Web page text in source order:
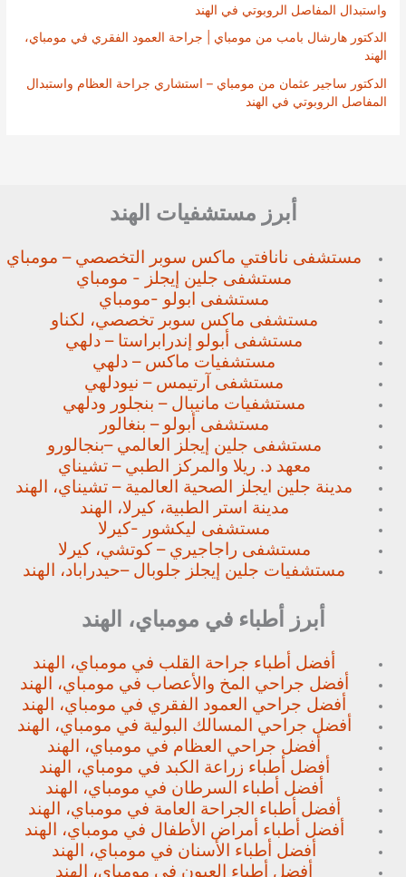
واستبدال المفاصل الروبوتي في الهند
الدكتور هارشال بامب من مومباي | جراحة العمود الفقري في مومباي،
الهند
الدكتور ساجير عثمان من مومباي – استشاري جراحة العظام واستبدال
المفاصل الروبوتي في الهند
أبرز مستشفيات الهند
مستشفى نانافتي ماكس سوبر التخصصي – مومباي
مستشفى جلين إيجلز - مومباي
مستشفى ابولو -مومباي
مستشفى ماكس سوبر تخصصي، لكناو
مستشفى أبولو إندرابراستا – دلهي
مستشفيات ماكس – دلهي
مستشفى آرتيمس – نيودلهي
مستشفيات مانيبال – بنجلور ودلهي
مستشفى أبولو – بنغالور
مستشفى جلين إيجلز العالمي –بنجالورو
معهد د. ريلا والمركز الطبي – تشيناي
مدينة جلين ايجلز الصحية العالمية – تشيناي، الهند
مدينة استر الطبية، كيرلا، الهند
مستشفى ليكشور -كيرلا
مستشفى راجاجيري – كوتشي، كيرلا
مستشفيات جلين إيجلز جلوبال –حيدراباد، الهند
أبرز أطباء في مومباي، الهند
أفضل أطباء جراحة القلب في مومباي، الهند
أفضل جراحي المخ والأعصاب في مومباي، الهند
أفضل جراحي العمود الفقري في مومباي، الهند
أفضل جراحي المسالك البولية في مومباي، الهند
أفضل جراحي العظام في مومباي، الهند
أفضل أطباء زراعة الكبد في مومباي، الهند
أفضل أطباء السرطان في مومباي، الهند
أفضل أطباء الجراحة العامة في مومباي، الهند
أفضل أطباء أمراض الأطفال في مومباي، الهند
أفضل أطباء الأسنان في مومباي، الهند
أفضل أطباء العيون في مومباي، الهند